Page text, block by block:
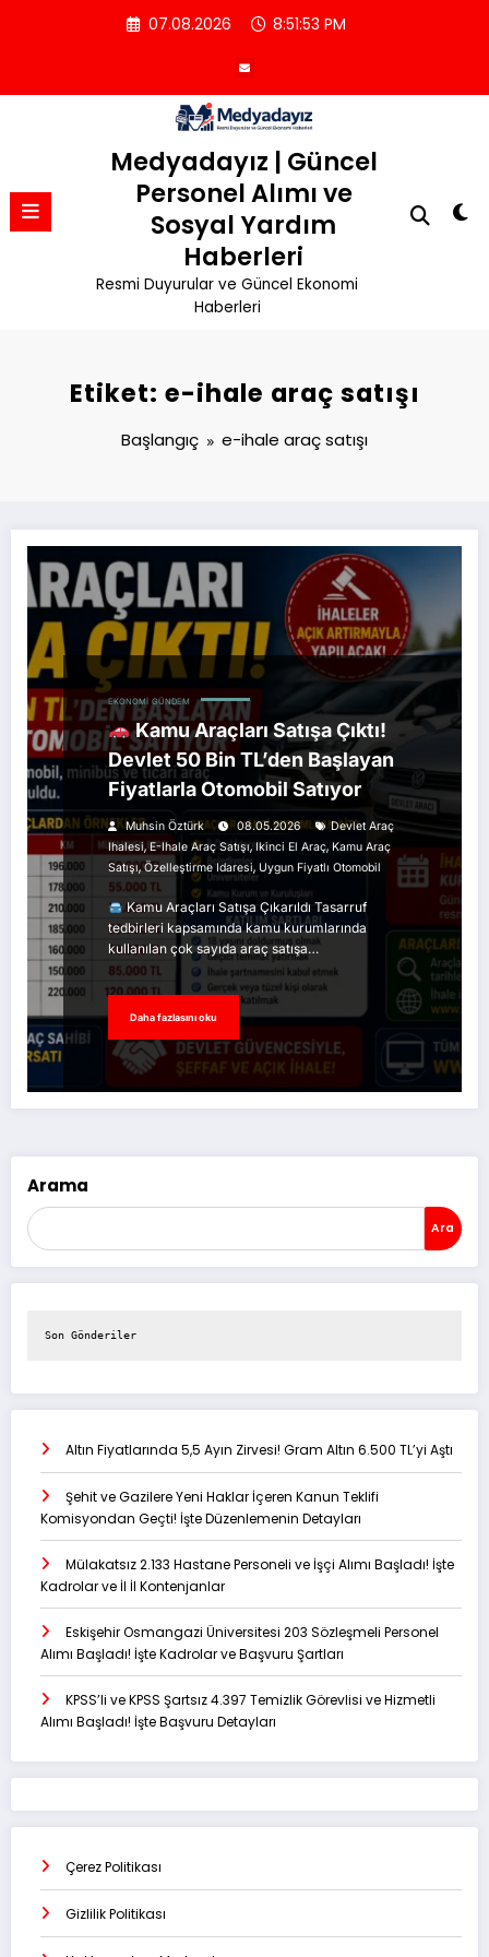
07.08.2026 8:51:54 PM
Medyadayız | Güncel
Personel Alımı ve
Sosyal Yardım
Haberleri
Resmi Duyurular ve Güncel Ekonomi
Haberleri
Etiket: e-ihale araç satışı
Başlangıç e-ihale araç satışı
EKONOMI GÜNDEM
Kamu Araçları Satışa Çıktı!
Devlet 50 Bin TL’den Başlayan
Fiyatlarla Otomobil Satıyor
Muhsin Öztürk 08.05.2026
Devlet Araç
Ihalesi,E-Ihale Araç Satışı,Ikinci El Araç, Kamu Araç
Satışı,Özelleştirme Idaresi, Uygun Fiyatlı Otomobil
Kamu Araçları Satışa Çıkarıldı Tasarruf
tedbirleri kapsamında kamu kurumlarında
kullanılan çok sayıda araç satışa…
Daha fazlasını oku
Arama
Ara
Son Gönderiler
Altın Fiyatlarında 5,5 Ayın Zirvesi! Gram Altın 6.500 TL’yi Aştı
Şehit ve Gazilere Yeni Haklar İçeren Kanun Teklifi
Komisyondan Geçti! İşte Düzenlemenin Detayları
Mülakatsız 2.133 Hastane Personeli ve İşçi Alımı Başladı! İşte
Kadrolar ve İl İl Kontenjanlar
Eskişehir Osmangazi Üniversitesi 203 Sözleşmeli Personel
Alımı Başladı! İşte Kadrolar ve Başvuru Şartları
KPSS’li ve KPSS Şartsız 4.397 Temizlik Görevlisi ve Hizmetli
Alımı Başladı! İşte Başvuru Detayları
Çerez Politikası
Gizlilik Politikası